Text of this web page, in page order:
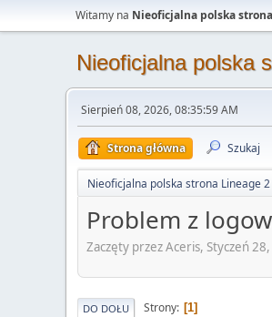
Witamy na Nieoficjalna polska
Nieoficjalna polska
Sierpień 08, 2026, 08:35:59 AM
Strona główna Szukaj
Nieoficjalna polska strona Lineage 2
Problem z
Zaczęty przez Aceris, Styczeń
DO DOŁU Strony 1